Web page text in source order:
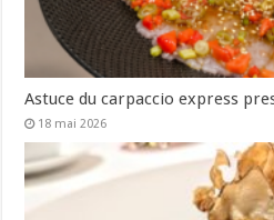
Astuce du carpaccio express
18 mai 2026